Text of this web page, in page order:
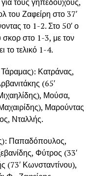
του Ζαφείρη στο 37′
το 1-2. Στο 50′ ο
σκορ στο 1-3, με τον
το τελικό 1-4.
Κατράνας,
(65′
Μούσα,
Μαρούντας
Νταλλής.
Παπαδόπουλος,
Φύτρος (33′
(73′ Κωνσταντίνου),